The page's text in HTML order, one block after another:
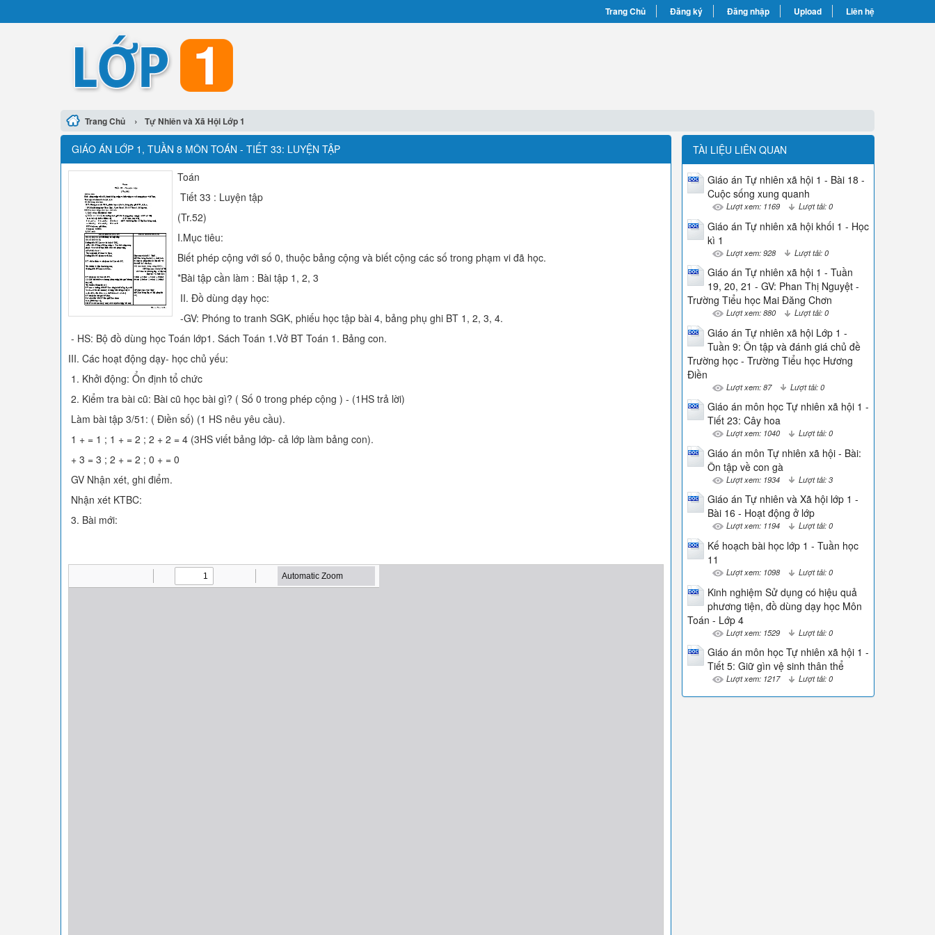
Trang Chủ Đăng ký Đăng nhập Upload Liên hệ
Trang Chủ › Tự Nhiên và Xã Hội Lớp 1
GIÁO ÁN LỚP 1, TUẦN 8 MÔN TOÁN - TIẾT 33: LUYỆN TẬP
Toán
Tiết 33 : Luyện tập
(Tr.52)
I.Mục tiêu:
Biết phép cộng với số 0, thuộc bảng cộng và biết cộng các số trong phạm vi đã học.
*Bài tập cần làm : Bài tập 1, 2, 3
II. Đồ dùng dạy học:
-GV: Phóng to tranh SGK, phiếu học tập bài 4, bảng phụ ghi BT 1, 2, 3, 4.
- HS: Bộ đồ dùng học Toán lớp1. Sách Toán 1.Vở BT Toán 1. Bảng con.
III. Các hoạt động dạy- học chủ yếu:
1. Khởi động: Ổn định tổ chức
2. Kiểm tra bài cũ: Bài cũ học bài gì? ( Số 0 trong phép cộng ) - (1HS trả lời)
Làm bài tập 3/51: ( Điền số) (1 HS nêu yêu cầu).
1 + = 1 ; 1 + = 2 ; 2 + 2 = 4 (3HS viết bảng lớp- cả lớp làm bảng con).
+ 3 = 3 ; 2 + = 2 ; 0 + = 0
GV Nhận xét, ghi điểm.
Nhận xét KTBC:
3. Bài mới:
TÀI LIỆU LIÊN QUAN
Giáo án Tự nhiên xã hội 1 - Bài 18 -
Cuộc sống xung quanh
Lượt xem: 1169 Lượt tải: 0
Giáo án Tự nhiên xã hội khối 1 - Học
kì 1
Lượt xem: 928 Lượt tải: 0
Giáo án Tự nhiên xã hội 1 - Tuần
19, 20, 21 - GV: Phan Thị Nguyệt -
Trường Tiểu học Mai Đăng Chơn
Lượt xem: 880 Lượt tải: 0
Giáo án Tự nhiên xã hội Lớp 1 -
Tuần 9: Ôn tập và đánh giá chủ đề
Trường học - Trường Tiểu học Hương
Điền
Lượt xem: 87 Lượt tải: 0
Giáo án môn học Tự nhiên xã hội 1 -
Tiết 23: Cây hoa
Lượt xem: 1040 Lượt tải: 0
Giáo án môn Tự nhiên xã hội - Bài:
Ôn tập về con gà
Lượt xem: 1934 Lượt tải: 3
Giáo án Tự nhiên và Xã hội lớp 1 -
Bài 16 - Hoạt động ở lớp
Lượt xem: 1194 Lượt tải: 0
Kế hoạch bài học lớp 1 - Tuần học
11
Lượt xem: 1098 Lượt tải: 0
Kinh nghiệm Sử dụng có hiệu quả
phương tiện, đồ dùng dạy học Môn
Toán - Lớp 4
Lượt xem: 1529 Lượt tải: 0
Giáo án môn học Tự nhiên xã hội 1 -
Tiết 5: Giữ gìn vệ sinh thân thể
Lượt xem: 1217 Lượt tải: 0